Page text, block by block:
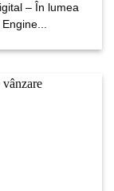
– În lumea